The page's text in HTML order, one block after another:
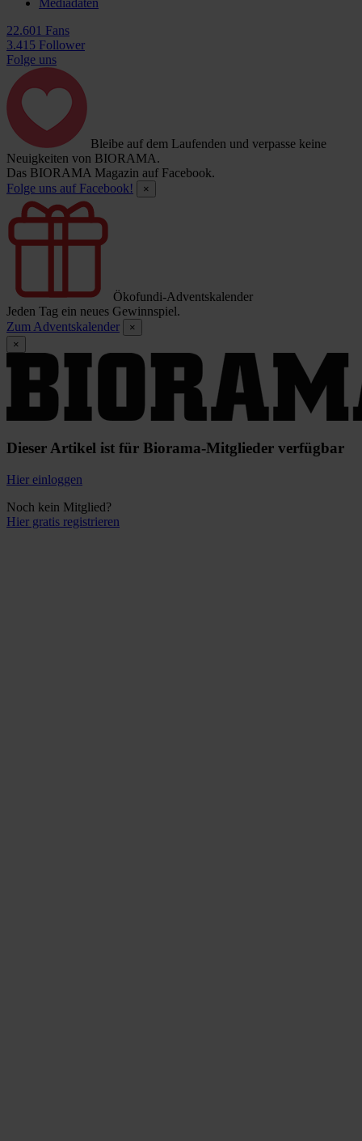
Mediadaten
22.601 Fans
3.415 Follower
Folge uns
Bleibe auf dem Laufenden und verpasse keine
Neuigkeiten von BIORAMA.
Das BIORAMA Magazin auf Facebook.
Folge uns auf Facebook!
×
Ökofundi-Adventskalender
Jeden Tag ein neues Gewinnspiel.
Zum Adventskalender
×
×
Dieser Artikel ist für Biorama-Mitglieder verfügbar
Hier einloggen
Noch kein Mitglied?
Hier gratis registrieren